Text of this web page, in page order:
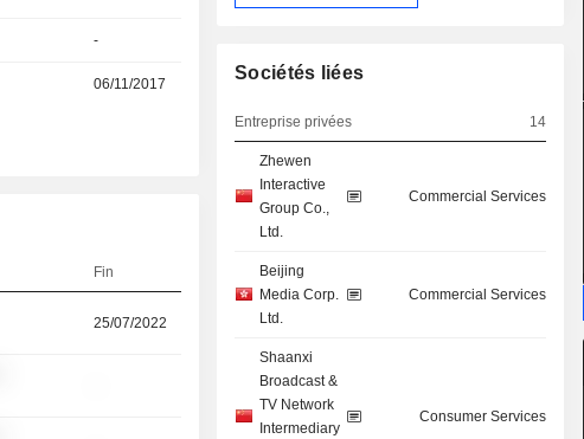
-
06/11/2017
Fin
25/07/2022
Sociétés liées
Entreprise privées 14
Zhewen
Interactive
Group Co.,
Ltd.
Commercial Services
Beijing
Media Corp.
Ltd.
Commercial Services
Shaanxi
Broadcast &
TV Network
Intermediary
Consumer Services